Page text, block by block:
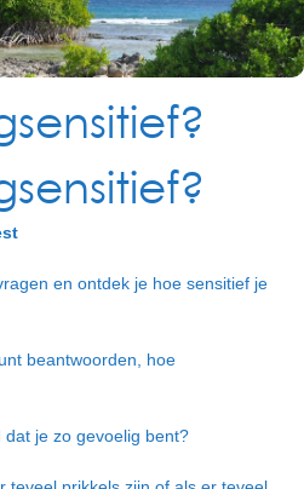
en ontdek je hoe sensitief je
beantwoorden, hoe
je zo gevoelig bent?